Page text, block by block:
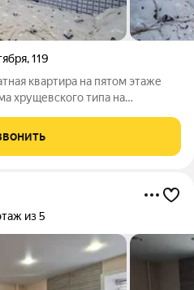
,119
квартира на пятом этаже
хрущевского типа на
кухня площадью 5,6 м и
из 5